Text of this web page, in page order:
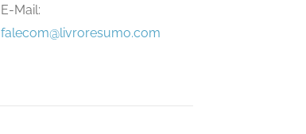
E-Mail:
falecom@livroresumo.com